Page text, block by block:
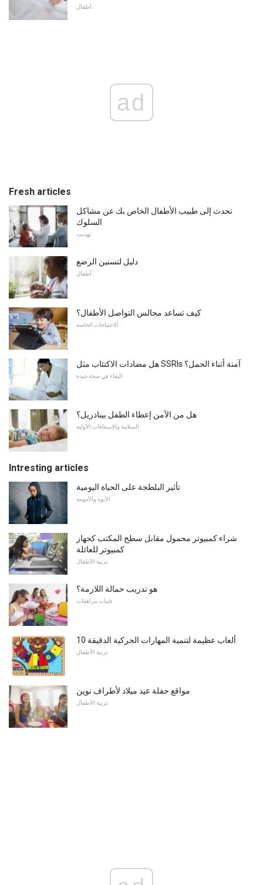
أطفال
ad
Fresh articles
تحدث إلى طبيب الأطفال الخاص بك عن مشاكل
السلوك
تهذيب
دليل لتسنين الرضع
أطفال
كيف تساعد مجالس التواصل الأطفال؟
الاحتياجات الخاصة
هل مضادات الاكتئاب مثل SSRIs آمنة أثناء الحمل؟
البقاء في صحة جيدة
هل من الآمن إعطاء الطفل بينادريل؟
السلامة والإسعافات الأولية
Intresting articles
تأثير البلطجة على الحياة اليومية
الأبوة والأمومة
شراء كمبيوتر محمول مقابل سطح المكتب كجهاز
كمبيوتر للعائلة
تربية الأطفال
هو تدريب حمالة اللازمة؟
فتيات مراهقات
10 ألعاب عظيمة لتنمية المهارات الحركية الدقيقة
تربية الأطفال
مواقع حفلة عيد ميلاد لأطراف توين
تربية الأطفال